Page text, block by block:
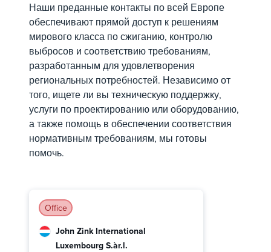
профилактические
планы обслуживания,
чтобы сократить
неожиданные простои и
продлить срок службы
оборудования.&nbsp;
экологическим
нормам.
Наши преданные контакты по всей Европе
обеспечивают прямой доступ к решениям
мирового класса по сжиганию, контролю
выбросов и соответствию требованиям,
разработанным для удовлетворения
региональных потребностей. Независимо от
того, ищете ли вы техническую поддержку,
услуги по проектированию или оборудованию,
а также помощь в обеспечении соответствия
нормативным требованиям, мы готовы
помочь.
Office
John Zink International
Luxembourg S.àr.l.